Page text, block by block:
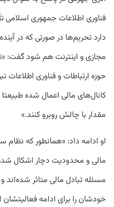
فناوری اطلاعات جمهوری اسلامی
دارد تحریم‌ها در صورتی که در
مجازی و اینترنت هم شود گفت:
حوزه ارتباطات و فناوری اطلاعات
کانال‌های مالی اعمال شده
مقدار با چالش روبرو کنند.»
او ادامه داد:‌ «همانطور که
مالی و محدودیت دچار اشکال
مسئله تبادل مالی متاثر شده‌اند
خودشان را برای ادامه